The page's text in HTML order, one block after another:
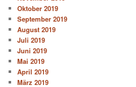
Oktober 2019
September 2019
August 2019
Juli 2019
Juni 2019
Mai 2019
April 2019
März 2019